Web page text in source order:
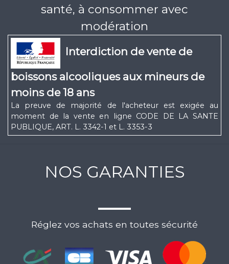
santé, à consommer avec
modération
Interdiction de vente de
boissons alcooliques aux mineurs de
moins de 18 ans
La preuve de majorité de l'acheteur est exigée au
moment de la vente en ligne CODE DE LA SANTE
PUBLIQUE, ART. L. 3342-1 et L. 3353-3
NOS GARANTIES
Réglez vos achats en toutes sécurité